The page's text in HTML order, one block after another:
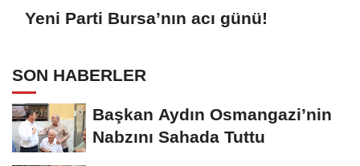
Yeni Parti Bursa’nın acı günü!
SON HABERLER
Başkan Aydın Osmangazi’nin
Nabzını Sahada Tuttu